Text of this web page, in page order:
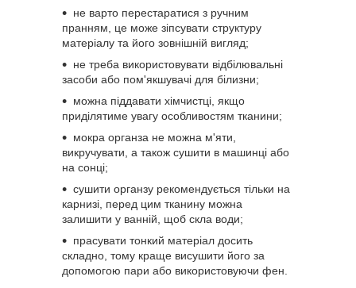
не варто перестаратися з ручним
пранням, це може зіпсувати структуру
матеріалу та його зовнішній вигляд;
не треба використовувати відбілювальні
засоби або пом'якшувачі для білизни;
можна піддавати хімчистці, якщо
приділятиме увагу особливостям тканини;
мокра органза не можна м'яти,
викручувати, а також сушити в машинці або
на сонці;
сушити органзу рекомендується тільки на
карнизі, перед цим тканину можна
залишити у ванній, щоб скла води;
прасувати тонкий матеріал досить
складно, тому краще висушити його за
допомогою пари або використовуючи фен.